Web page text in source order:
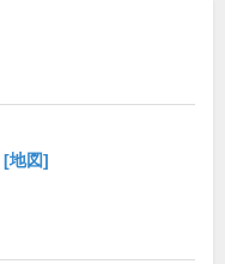
[地図]